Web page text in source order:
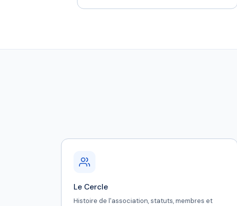
Le Cercle
Histoire de l'association, statuts, membres et